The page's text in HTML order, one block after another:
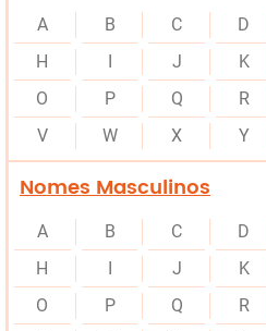
A B C D
H
J K
O
P Q R
V
W X Y
Nomes Masculinos
A B C D
H
J K
O
P Q R